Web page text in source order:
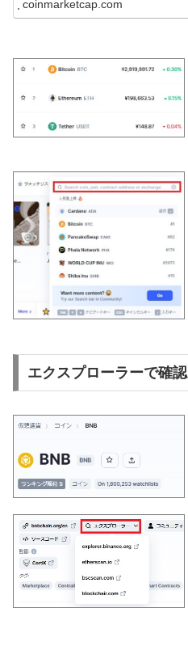
千ものアルトコ
coinmarketcap.com
エクスプローラーで確認